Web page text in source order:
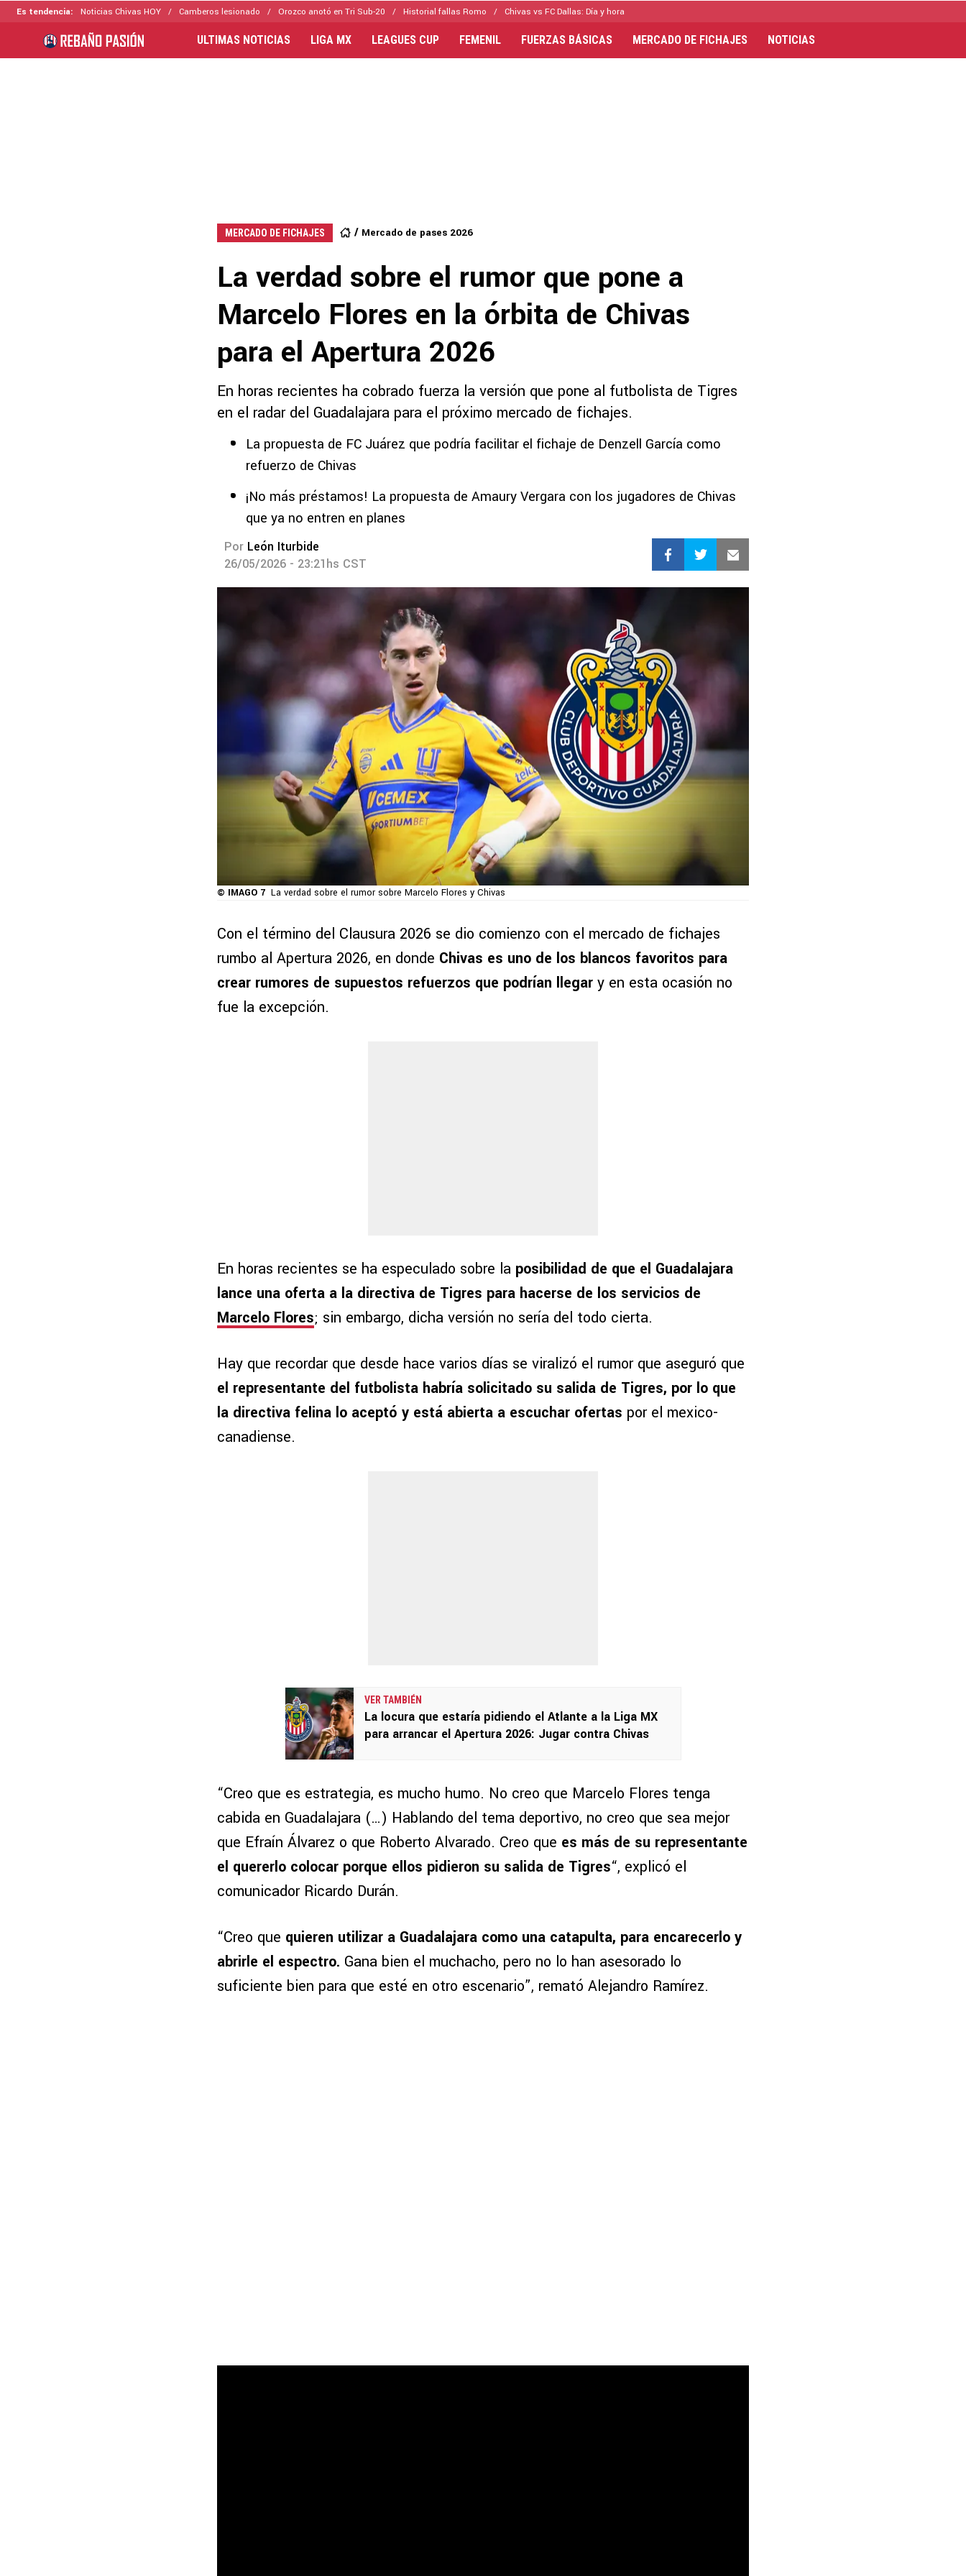
Es tendencia: Noticias Chivas HOY Camberos lesionado Orozco anotó en Tri Sub-20 Historial fallas Romo Chivas vs FC Dallas: Día y hora
ULTIMAS NOTICIAS LIGA MX LEAGUES CUP FEMENIL FUERZAS BÁSICAS MERCADO DE FICHAJES NOTICIAS
MERCADO DE FICHAJES Mercado de pases 2026
La verdad sobre el rumor que pone a
Marcelo Flores en la órbita de Chivas
para el Apertura 2026
En horas recientes ha cobrado fuerza la versión que pone al futbolista de Tigres
en el radar del Guadalajara para el próximo mercado de fichajes.
La propuesta de FC Juárez que podría facilitar el fichaje de Denzell García como
refuerzo de Chivas
¡No más préstamos! La propuesta de Amaury Vergara con los jugadores de Chivas
que ya no entren en planes
Por León Iturbide
26/05/2026 - 23:21hs CST
© IMAGO 7 La verdad sobre el rumor sobre Marcelo Flores y Chivas
Con el término del Clausura 2026 se dio comienzo con el mercado de fichajes
rumbo al Apertura 2026, en donde Chivas es uno de los blancos favoritos para
crear rumores de supuestos refuerzos que podrían llegar y en esta ocasión no
fue la excepción.
En horas recientes se ha especulado sobre la posibilidad de que el Guadalajara
lance una oferta a la directiva de Tigres para hacerse de los servicios de
Marcelo Flores; sin embargo, dicha versión no sería del todo cierta.
Hay que recordar que desde hace varios días se viralizó el rumor que aseguró que
el representante del futbolista habría solicitado su salida de Tigres, por lo que
la directiva felina lo aceptó y está abierta a escuchar ofertas por el mexico-
canadiense.
VER TAMBIÉN
La locura que estaría pidiendo el Atlante a la Liga MX
para arrancar el Apertura 2026: Jugar contra Chivas
“Creo que es estrategia, es mucho humo. No creo que Marcelo Flores tenga
cabida en Guadalajara (…) Hablando del tema deportivo, no creo que sea mejor
que Efraín Álvarez o que Roberto Alvarado. Creo que es más de su representante
el quererlo colocar porque ellos pidieron su salida de Tigres“, explicó el
comunicador Ricardo Durán.
“Creo que quieren utilizar a Guadalajara como una catapulta, para encarecerlo y
abrirle el espectro. Gana bien el muchacho, pero no lo han asesorado lo
suficiente bien para que esté en otro escenario”, remató Alejandro Ramírez.